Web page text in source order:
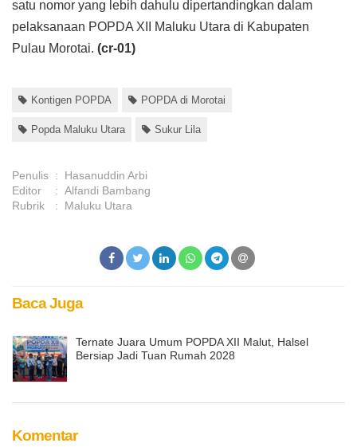
satu nomor yang lebih dahulu dipertandingkan dalam
pelaksanaan POPDA XII Maluku Utara di Kabupaten
Pulau Morotai. (cr-01)
Kontigen POPDA POPDA di Morotai
Popda Maluku Utara Sukur Lila
Penulis :
Hasanuddin Arbi
Editor
: Alfandi Bambang
Rubrik
: Maluku Utara
Baca Juga
Ternate Juara Umum POPDA XII Malut, Halsel
Bersiap Jadi Tuan Rumah 2028
Komentar